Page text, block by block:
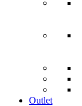
Outlet